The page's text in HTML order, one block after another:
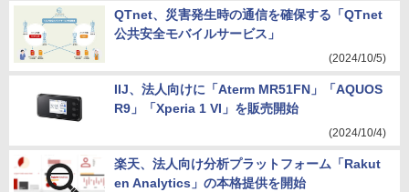
QTnet、災害発生時の通信を確保する「QTnet
公共安全モバイルサービス」
(2024/10/5)
IIJ、法人向けに「Aterm MR51FN」「AQUOS
R9」「Xperia 1 VI」を販売開始
(2024/10/4)
楽天、法人向け分析プラットフォーム「Rakut
en Analytics」の本格提供を開始